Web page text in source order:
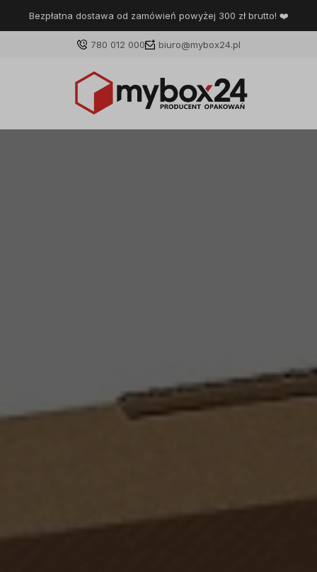
Bezpłatna dostawa od zamówień powyżej 300 zł brutto! ❤️
780 012 000 biuro@mybox24.pl